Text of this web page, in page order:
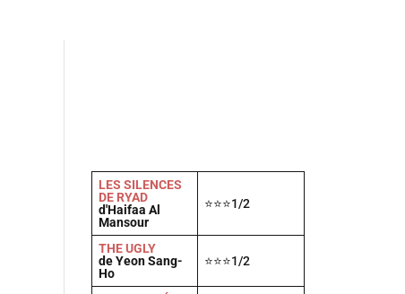
LES SILENCES
DE RYAD
d'Haifaa Al
Mansour
⭐⭐⭐1/2
THE UGLY
de Yeon Sang-
Ho
⭐⭐⭐1/2